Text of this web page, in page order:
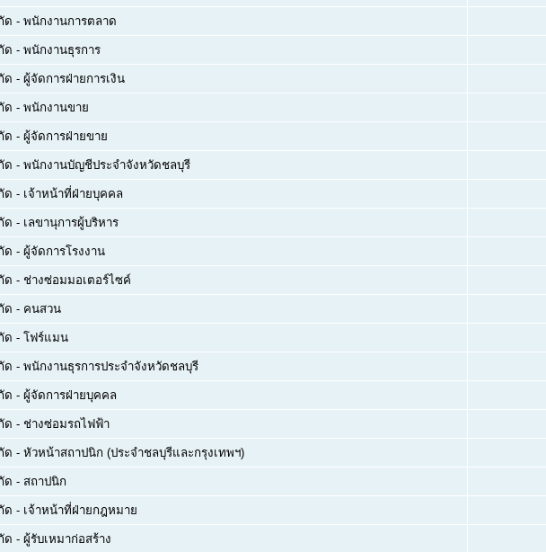
ด - พนักงานการตลาด
ด - พนักงานธุรการ
ด - ผู้จัดการฝ่ายการเงิน
ด - พนักงานขาย
ด - ผู้จัดการฝ่ายขาย
ด - พนักงานบัญชีประจำจังหวัดชลบุรี
ด - เจ้าหน้าที่ฝ่ายบุคคล
ด - เลขานุการผู้บริหาร
ด - ผู้จัดการโรงงาน
ด - ช่างซ่อมมอเตอร์ไซค์
ด - คนสวน
ด - โฟร์แมน
ด - พนักงานธุรการประจำจังหวัดชลบุรี
ด - ผู้จัดการฝ่ายบุคคล
ด - ช่างซ่อมรถไฟฟ้า
ด - หัวหน้าสถาปนิก (ประจำชลบุรีและกรุงเทพฯ)
ด - สถาปนิก
ด - เจ้าหน้าที่ฝ่ายกฎหมาย
ด - ผู้รับเหมาก่อสร้าง